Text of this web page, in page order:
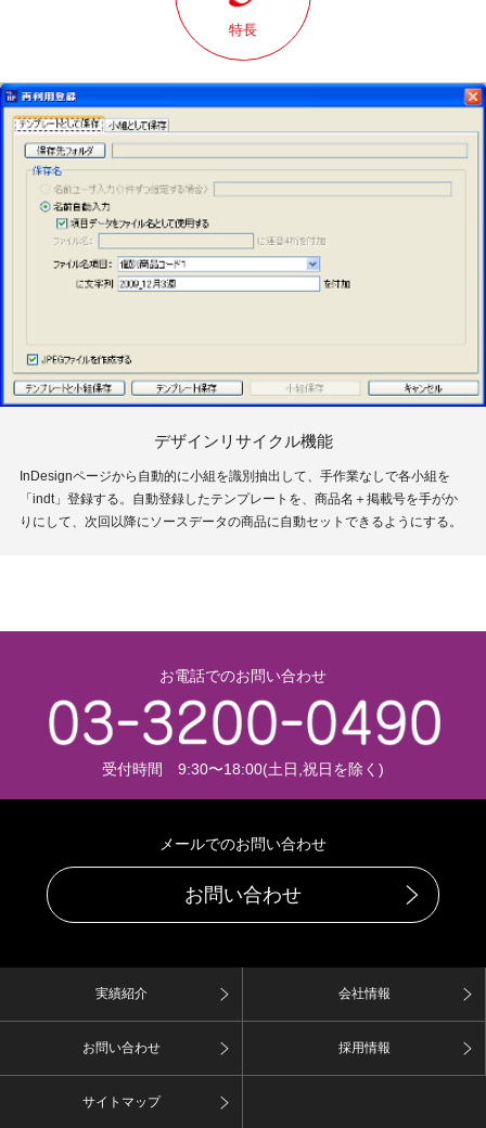
特長
デザインリサイクル機能
InDesignページから自動的に小組を識別抽出して、手作業なしで各小組を
「indt」登録する。自動登録したテンプレートを、商品名＋掲載号を手がか
りにして、次回以降にソースデータの商品に自動セットできるようにする。
お電話でのお問い合わせ
受付時間 9:30〜18:00(土日,祝日を除く)
メールでのお問い合わせ
お問い合わせ
実績紹介 会社情報
お問い合わせ 採用情報
サイトマップ